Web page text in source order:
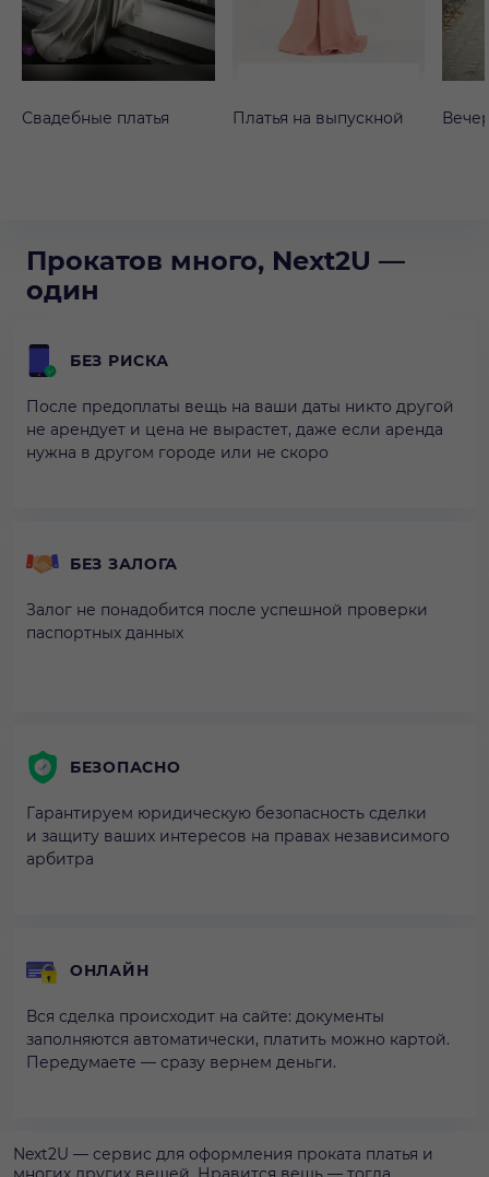
Свадебные платья Платья на выпускной
Прокатов много, Next2U —
один
БЕЗ РИСКА
После предоплаты вещь на ваши даты никто другой
не арендует и цена не вырастет, даже если аренда
нужна в другом городе или не скоро
БЕЗ ЗАЛОГА
Залог не понадобится после успешной проверки
паспортных данных
БЕЗОПАСНО
Гарантируем юридическую безопасность сделки
и защиту ваших интересов на правах независимого
арбитра
ОНЛАЙН
Вся сделка происходит на сайте: документы
заполняются автоматически, платить можно картой.
Передумаете — сразу вернем деньги.
Next2U — сервис для оформления проката платья и